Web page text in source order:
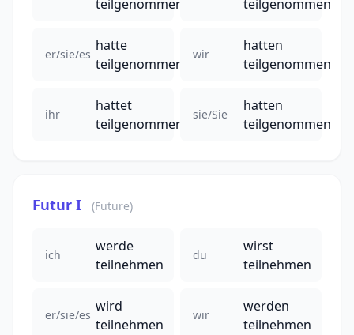
teilgenommen
teilgenommen
er/sie/es
hatte
teilgenommen
wir
hatten
teilgenommen
ihr
hattet
teilgenommen
sie/Sie
hatten
teilgenommen
Futur I (Future)
ich
werde
teilnehmen
du
wirst
teilnehmen
er/sie/es
wird
teilnehmen
wir
werden
teilnehmen